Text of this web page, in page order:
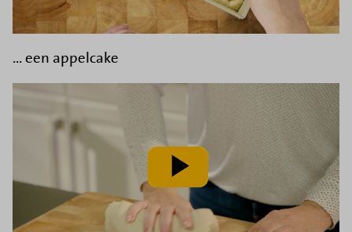
... een appelcake
video
af